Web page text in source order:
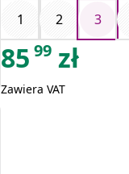
1
2 3
85 99 zł
Zawiera VAT